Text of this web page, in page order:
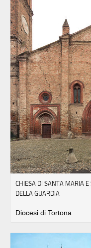
CHIESA DI SANTA MARIA
DELLA GUARDIA
Diocesi di Tortona